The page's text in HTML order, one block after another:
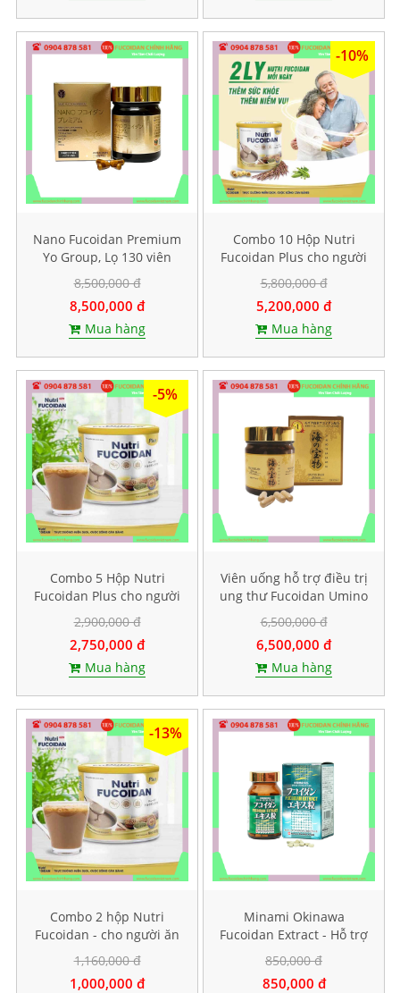
Nano Fucoidan Premium
Yo Group, Lọ 130 viên
8,500,000 đ
8,500,000 đ
Mua hàng
-10%
Combo 10 Hộp Nutri
Fucoidan Plus cho người
ăn kiêng, Mỗi hộp 500g
5,800,000 đ
5,200,000 đ
Mua hàng
-5%
Combo 5 Hộp Nutri
Fucoidan Plus cho người
ăn kiêng, Mỗi hộp 500g
2,900,000 đ
2,750,000 đ
Mua hàng
Viên uống hỗ trợ điều trị
ung thư Fucoidan Umino
Takaramono, Hộp 130
viên
6,500,000 đ
6,500,000 đ
Mua hàng
-13%
Combo 2 hộp Nutri
Fucoidan - cho người ăn
kiêng, ăn chay
1,160,000 đ
1,000,000 đ
Minami Okinawa
Fucoidan Extract - Hỗ trợ
điều trị ung thư, Lọ 240
viên
850,000 đ
850,000 đ